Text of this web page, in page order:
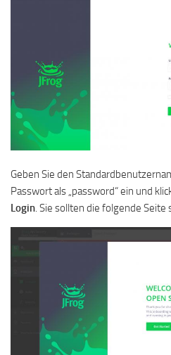
Geben Sie den
Passwort als „password“ ein und
Login. Sie sollten die folgende Seite